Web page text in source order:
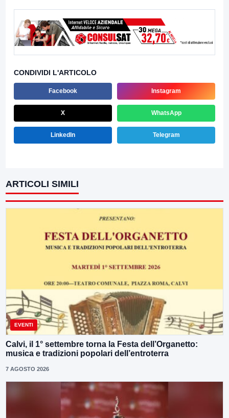
CONDIVIDI L'ARTICOLO
Facebook Instagram
X WhatsApp
LinkedIn Telegram
ARTICOLI SIMILI
EVENTI
Calvi, il 1° settembre torna la Festa dell’Organetto:
musica e tradizioni popolari dell’entroterra
7 AGOSTO 2026